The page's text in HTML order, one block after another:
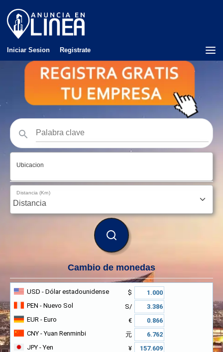
Iniciar Sesion Registrate
Ubicacion
Distancia (Km)
BUSCAR
Cambio de monedas
USD - Dólar estadounidense
$
PEN - Nuevo Sol
S/
EUR - Euro
€
CNY - Yuan Renminbi
元
JPY - Yen
¥